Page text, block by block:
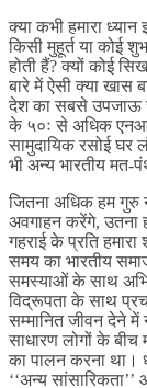
क्या कभी हमारा
किसी मुहूर्त या कोई
होती हैं? क्यों कोई
बारे में ऐसी क्या खास
देश का सबसे उपजाऊ
के ५०ः से अधिक
सामुदायिक रसोई घर
भी अन्य भारतीय मत-
जितना अधिक हम गुरु
अवगाहन करेंगे, उतना
गहराई के प्रति
समय का भारतीय
समस्याओं के साथ
विद्रूपता के साथ
सम्मानित जीवन देने
साधारण लोगों के बीच
का पालन करना था।
‘‘अन्य